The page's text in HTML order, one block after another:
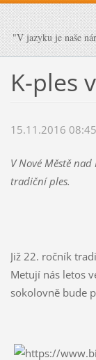
"V jazyku je naše
K-ples
15.11.2016 08:45
V Nové Městě
tradiční ples.
Již 22. ročník
Metují nás letos
sokolovně bude